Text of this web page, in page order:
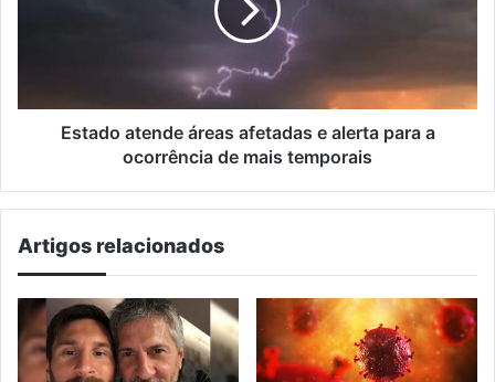
ocorrência
Estado atende áreas afetadas e alerta para a
ocorrência de mais temporais
Artigos relacionados